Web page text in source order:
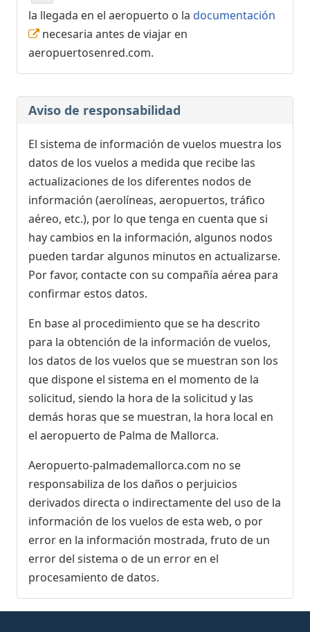
la llegada en el aeropuerto o la documentación
necesaria antes de viajar en
aeropuertosenred.com.
Aviso de responsabilidad
El sistema de información de vuelos muestra los
datos de los vuelos a medida que recibe las
actualizaciones de los diferentes nodos de
información (aerolíneas, aeropuertos, tráfico
aéreo, etc.), por lo que tenga en cuenta que si
hay cambios en la información, algunos nodos
pueden tardar algunos minutos en actualizarse.
Por favor, contacte con su compañía aérea para
confirmar estos datos.
En base al procedimiento que se ha descrito
para la obtención de la información de vuelos,
los datos de los vuelos que se muestran son los
que dispone el sistema en el momento de la
solicitud, siendo la hora de la solicitud y las
demás horas que se muestran, la hora local en
el aeropuerto de Palma de Mallorca.
Aeropuerto-palmademallorca.com no se
responsabiliza de los daños o perjuicios
derivados directa o indirectamente del uso de la
información de los vuelos de esta web, o por
error en la información mostrada, fruto de un
error del sistema o de un error en el
procesamiento de datos.